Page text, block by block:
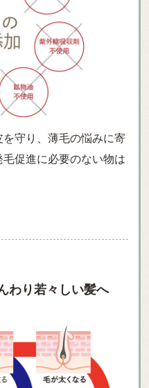
守り、薄毛の悩みに寄
促進に必要のない物は
わり若々しい髪へ